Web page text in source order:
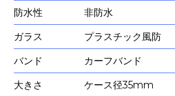
防水性
非防水
ガラス
プラスチック風防
バンド
カーフバンド
大きさ
ケース径35mm